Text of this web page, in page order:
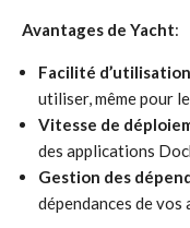
Avantages de Yacht:
Facilité d’utilisation
utiliser, même pour
Vitesse de
des applications
Gestion des
dépendances de vos